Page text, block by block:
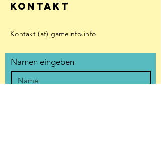
KONTAKT
Kontakt (at) gameinfo.info
Namen eingeben